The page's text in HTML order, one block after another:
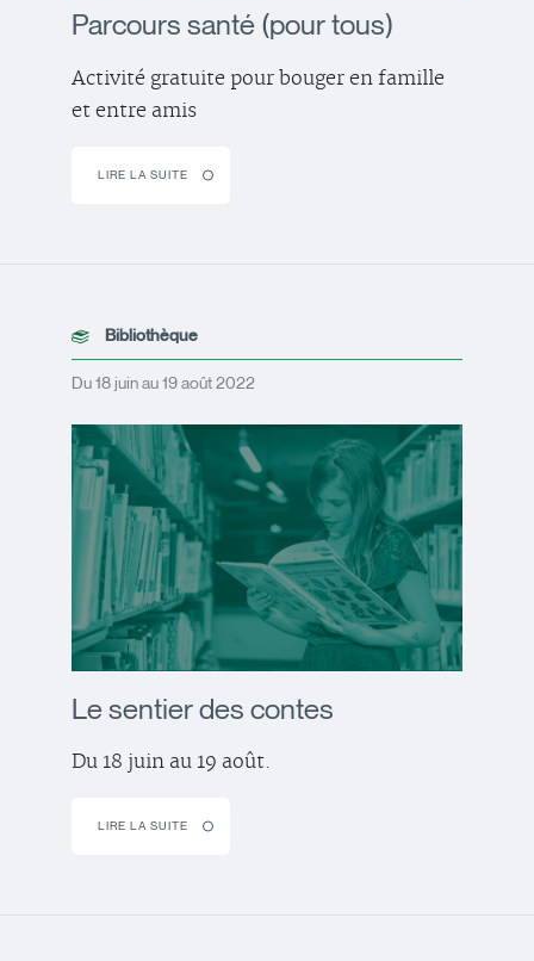
Parcours santé (pour tous)
Activité gratuite pour bouger en famille
et entre amis
LIRE LA SUITE
Bibliothèque
Du 18 juin au 19 août 2022
Le sentier des contes
Du 18 juin au 19 août.
LIRE LA SUITE